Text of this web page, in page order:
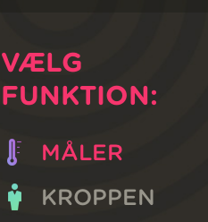
VÆLG
FUNKTION:
MÅLER
KROPPEN